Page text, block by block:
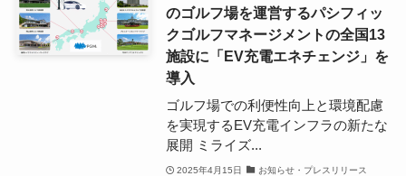
のゴルフ場を運営するパシフィッ
クゴルフマネージメントの全国13
施設に「EV充電エネチェンジ」を
導入
ゴルフ場での利便性向上と環境配慮
を実現するEV充電インフラの新たな
展開 ミライズ...
2025年4月15日 お知らせ・プレスリリース